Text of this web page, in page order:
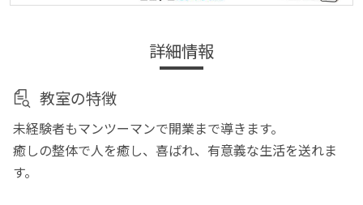
詳細情報
教室の特徴
未経験者もマンツーマンで開業まで導きます。
癒しの整体で人を癒し、喜ばれ、有意義な生活を送れま
す。